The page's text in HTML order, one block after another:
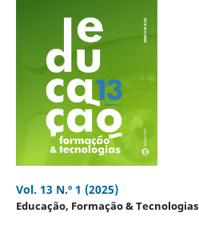
Vol. 13 N.º 1 (2025)
Educação, Formação & Tecnologias